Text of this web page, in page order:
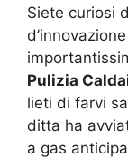
Siete curiosi
Pulizia
lieti di farvi
ditta ha
a gas